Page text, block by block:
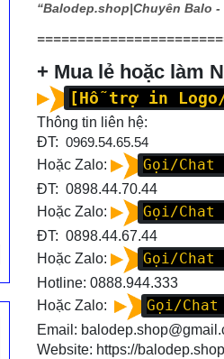
“Balodep.shop|Chuyên Balo
+ Mua lẻ hoặc làm
[Hỗ trợ in
Thông tin liên hệ:
ĐT: 0969.54.65.54
Hoặc Zalo: Gọi/Chat
ĐT: 0898.44.70.44
Hoặc Zalo:
Gọi/Chat
ĐT: 0898.44.67.44
Hoặc Zalo:
Gọi/Chat
Hotline: 0888.944.333
Hoặc Zalo:
Gọi/
Email:
Website: https://